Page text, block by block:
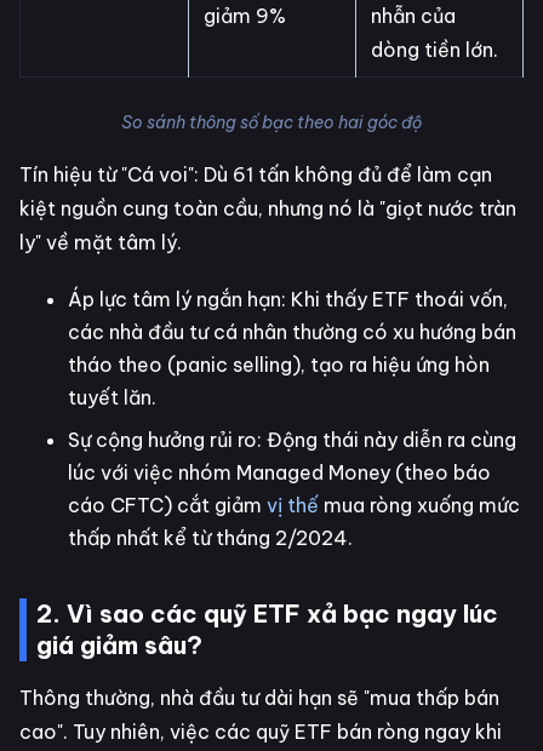
giảm 9%
nhẫn của
dòng tiền lớn.
So sánh thông số bạc theo hai góc độ
Tín hiệu từ "Cá voi": Dù 61 tấn không đủ để làm cạn
kiệt nguồn cung toàn cầu, nhưng nó là "giọt nước tràn
ly" về mặt tâm lý.
Áp lực tâm lý ngắn hạn: Khi thấy ETF thoái vốn,
các nhà đầu tư cá nhân thường có xu hướng bán
tháo theo (panic selling), tạo ra hiệu ứng hòn
tuyết lăn.
Sự cộng hưởng rủi ro: Động thái này diễn ra cùng
lúc với việc nhóm Managed Money (theo báo
cáo CFTC) cắt giảm vị thế mua ròng xuống mức
thấp nhất kể từ tháng 2/2024.
2. Vì sao các quỹ ETF xả bạc ngay lúc
giá giảm sâu?
Thông thường, nhà đầu tư dài hạn sẽ "mua thấp bán
cao". Tuy nhiên, việc các quỹ ETF bán ròng ngay khi